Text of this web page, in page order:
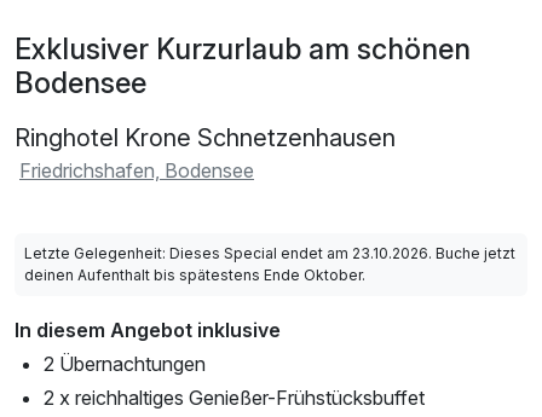
Exklusiver Kurzurlaub am schönen
Bodensee
Ringhotel Krone Schnetzenhausen
Friedrichshafen, Bodensee
Letzte Gelegenheit: Dieses Special endet am 23.10.2026. Buche jetzt
deinen Aufenthalt bis spätestens Ende Oktober.
In diesem Angebot inklusive
2 Übernachtungen
2 x reichhaltiges Genießer-Frühstücksbuffet